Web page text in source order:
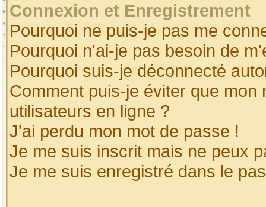
Connexion et Enregistrement
Pourquoi ne puis-je pas me
Pourquoi n'ai-je pas besoin de
Pourquoi suis-je déconnecté
Comment puis-je éviter que
utilisateurs en ligne ?
J'ai perdu mon mot de passe !
Je me suis inscrit mais ne peux
Je me suis enregistré dans le